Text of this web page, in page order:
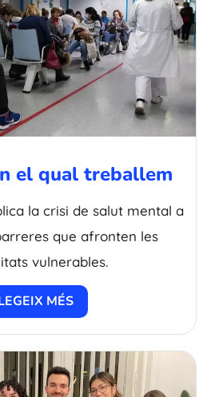
el qual treballem
la crisi de salut mental a
que afronten les
vulnerables.
MÉS